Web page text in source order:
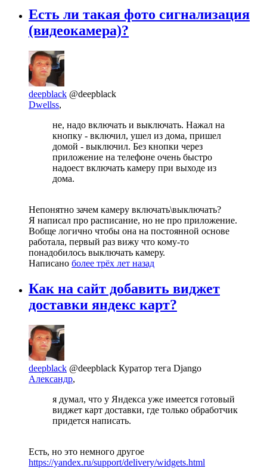
Есть ли такая фото сигнализация
(видеокамера)?
deepblack @deepblack
Dwellss,
не, надо включать и выключать. Нажал на
кнопку - включил, ушел из дома, пришел
домой - выключил. Без кнопки через
приложение на телефоне очень быстро
надоест включать камеру при выходе из
дома.
Непонятно зачем камеру включать\выключать?
Я написал про расписание, но не про приложение.
Вобще логично чтобы она на постоянной основе
работала, первый раз вижу что кому-то
понадобилось выключать камеру.
Написано более трёх лет назад
Как на сайт добавить виджет
доставки яндекс карт?
deepblack @deepblack Куратор тега Django
Александр,
я думал, что у Яндекса уже имеется готовый
виджет карт доставки, где только обработчик
придется написать.
Есть, но это немного другое
https://yandex.ru/support/delivery/widgets.html